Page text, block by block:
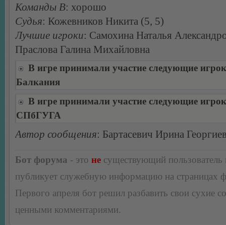
Команды В: хорошо
Судья: Кожевников Никита (5, 5)
Лучшие игроки: Самохина Наталья
Праслова Галина Михайловна
В игре принимали участие следующие
Балкания
В игре принимали участие следующие
СПбГУГА
Автор сообщения: Бартасевич Ирина
Бот форума - это не существующий пользователь
публикует служебную информацию на страницах
Первого апреля бот решил разбавить свои сухие
ценными комментариями.